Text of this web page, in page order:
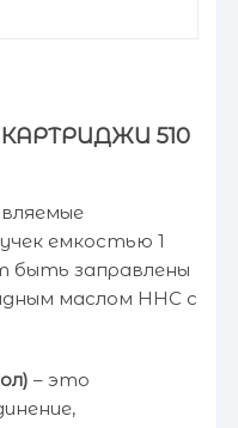
510
емкостью 1
быть заправлены
маслом HHC с
– это